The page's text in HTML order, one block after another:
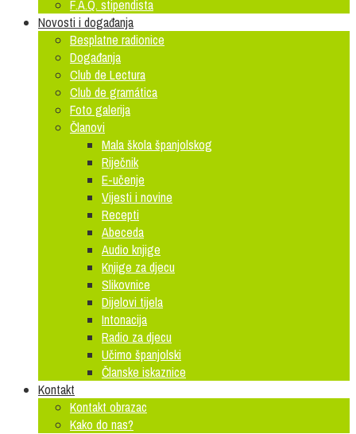
F.A.Q. stipendista
Novosti i događanja
Besplatne radionice
Događanja
Club de Lectura
Club de gramática
Foto galerija
Članovi
Mala škola španjolskog
Riječnik
E-učenje
Vijesti i novine
Recepti
Abeceda
Audio knjige
Knjige za djecu
Slikovnice
Dijelovi tijela
Intonacija
Radio za djecu
Učimo španjolski
Članske iskaznice
Kontakt
Kontakt obrazac
Kako do nas?